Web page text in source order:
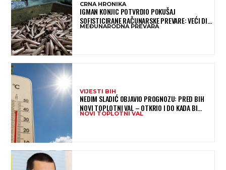
CRNA HRONIKA
IGMAN KONJIC POTVRDIO POKUŠAJ
SOFISTICIRANE RAČUNARSKE PREVARE: VEĆI DIO
NOVCA BLOKIRAN, OČEKUJE SE POVRAT
MEĐUNARODNA PREVARA
VIJESTI BIH
NEDIM SLADIĆ OBJAVIO PROGNOZU: PRED BIH
NOVI TOPLOTNI VAL – OTKRIO I DO KADA BI
MOGAO TRAJATI
NOVI TOPLOTNI VAL